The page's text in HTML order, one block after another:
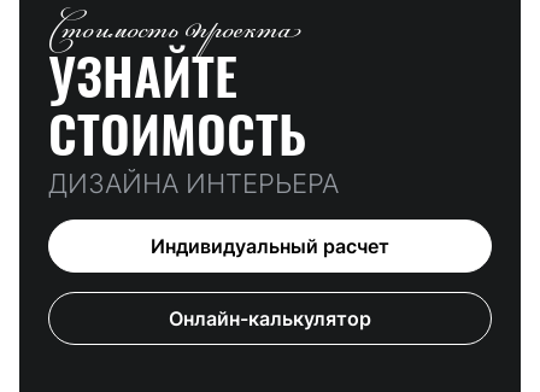
Стоимость проекта
УЗНАЙТЕ
СТОИМОСТЬ
ДИЗАЙНА ИНТЕРЬЕРА
Индивидуальный расчет
Онлайн-калькулятор